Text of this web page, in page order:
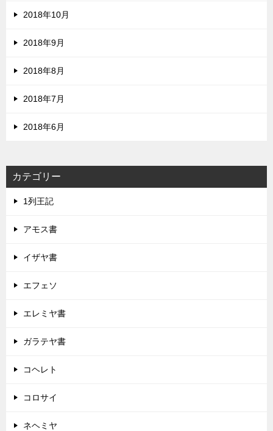
2018年10月
2018年9月
2018年8月
2018年7月
2018年6月
カテゴリー
1列王記
アモス書
イザヤ書
エフェソ
エレミヤ書
ガラテヤ書
コヘレト
コロサイ
ネヘミヤ